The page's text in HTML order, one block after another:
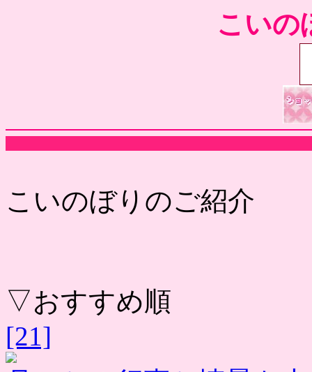
こいの
こいのぼりのご紹介
▽おすすめ順
[21]